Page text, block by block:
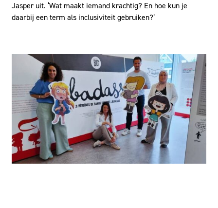
Jasper uit. ‘Wat maakt iemand krachtig? En hoe kun je
daarbij een term als inclusiviteit gebruiken?’